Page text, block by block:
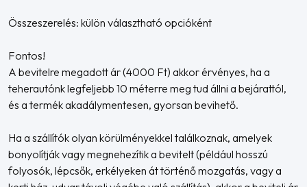
Összeszerelés: külön választható opcióként
Fontos!
A bevitelre megadott ár (4000 Ft) akkor érvényes, ha a
teherautónk legfeljebb 10 méterre meg tud állni a bejárattól,
és a termék akadálymentesen, gyorsan bevihető.
Ha a szállítók olyan körülményekkel találkoznak, amelyek
bonyolítják vagy megnehezítik a bevitelt (például hosszú
folyosók, lépcsők, erkélyeken át történő mozgatás, vagy a